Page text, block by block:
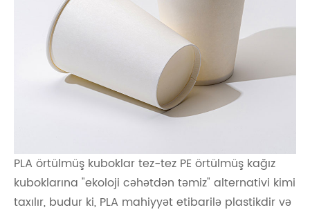
PLA örtülmüş kuboklar tez-tez PE örtülmüş kağız
kuboklarına "ekoloji cəhətdən təmiz" alternativi kimi
taxılır, budur ki, PLA mahiyyət etibarilə plastikdir və